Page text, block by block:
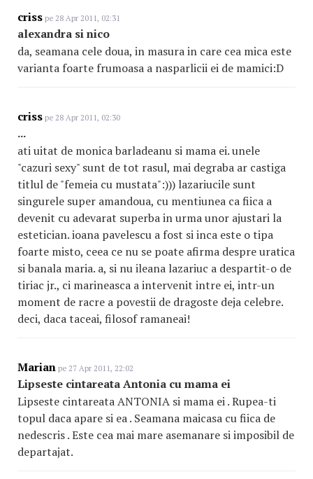
criss pe 28 Apr 2011, 02:31
alexandra si nico
da, seamana cele doua, in masura in care cea mica este
varianta foarte frumoasa a nasparlicii ei de mamici:D
criss pe 28 Apr 2011, 02:30
...
ati uitat de monica barladeanu si mama ei. unele
"cazuri sexy" sunt de tot rasul, mai degraba ar castiga
titlul de "femeia cu mustata":))) lazariucile sunt
singurele super amandoua, cu mentiunea ca fiica a
devenit cu adevarat superba in urma unor ajustari la
estetician. ioana pavelescu a fost si inca este o tipa
foarte misto, ceea ce nu se poate afirma despre uratica
si banala maria. a, si nu ileana lazariuc a despartit-o de
tiriac jr., ci marineasca a intervenit intre ei, intr-un
moment de racre a povestii de dragoste deja celebre.
deci, daca taceai, filosof ramaneai!
Marian pe 27 Apr 2011, 22:02
Lipseste cintareata Antonia cu mama ei
Lipseste cintareata ANTONIA si mama ei . Rupea-ti
topul daca apare si ea . Seamana maicasa cu fiica de
nedescris . Este cea mai mare asemanare si imposibil de
departajat.